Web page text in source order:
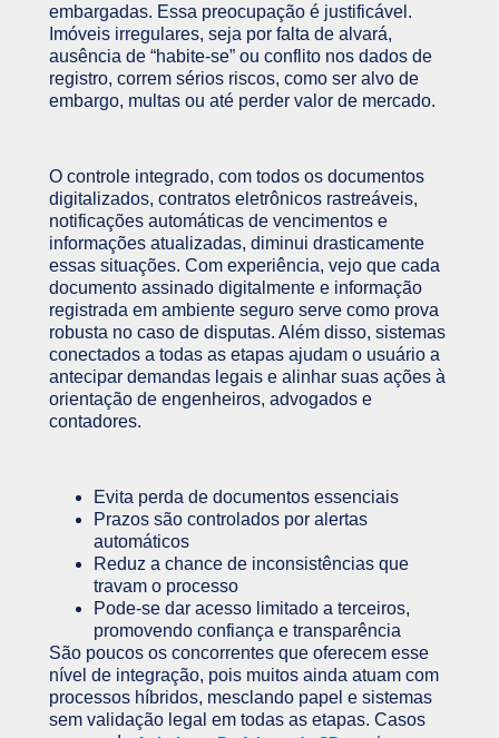
embargadas. Essa preocupação é justificável.
Imóveis irregulares, seja por falta de alvará,
ausência de “habite-se” ou conflito nos dados de
registro, correm sérios riscos, como ser alvo de
embargo, multas ou até perder valor de mercado.
O controle integrado, com todos os documentos
digitalizados, contratos eletrônicos rastreáveis,
notificações automáticas de vencimentos e
informações atualizadas, diminui drasticamente
essas situações. Com experiência, vejo que cada
documento assinado digitalmente e informação
registrada em ambiente seguro serve como prova
robusta no caso de disputas. Além disso, sistemas
conectados a todas as etapas ajudam o usuário a
antecipar demandas legais e alinhar suas ações à
orientação de engenheiros, advogados e
contadores.
Evita perda de documentos essenciais
Prazos são controlados por alertas
automáticos
Reduz a chance de inconsistências que
travam o processo
Pode-se dar acesso limitado a terceiros,
promovendo confiança e transparência
São poucos os concorrentes que oferecem esse
nível de integração, pois muitos ainda atuam com
processos híbridos, mesclando papel e sistemas
sem validação legal em todas as etapas. Casos